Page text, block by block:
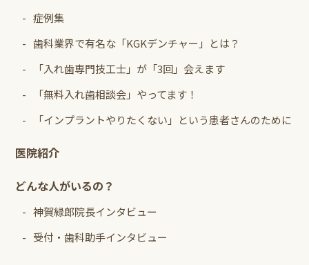
症例集
歯科業界で有名な「KGKデンチャー」とは？
「入れ歯専門技工士」が「3回」会えます
「無料入れ歯相談会」やってます！
「インプラントやりたくない」という患者さんのために
医院紹介
どんな人がいるの？
神賀緑郎院長インタビュー
受付・歯科助手インタビュー